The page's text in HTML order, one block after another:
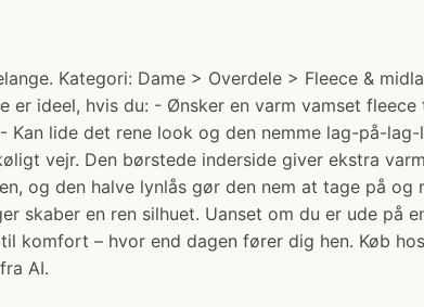
Kategori: Dame > Overdele > Fleece &
ideel, hvis du: - Ønsker en varm vamset
lide det rene look og den nemme lag-på-
vejr. Den børstede inderside giver ekstra
og den halve lynlås gør den nem at tage på
en ren silhuet. Uanset om du er ude på
komfort – hvor end dagen fører dig hen. Køb
AI.